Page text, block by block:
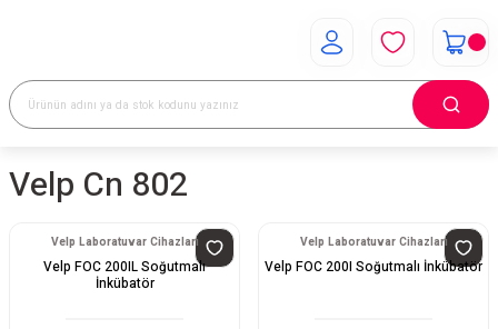
Velp Cn 802
Velp Laboratuvar Cihazları
Velp FOC 200IL Soğutmalı
İnkübatör
Velp Laboratuvar Cihazları
Velp FOC 200I Soğutmalı İnkübatör